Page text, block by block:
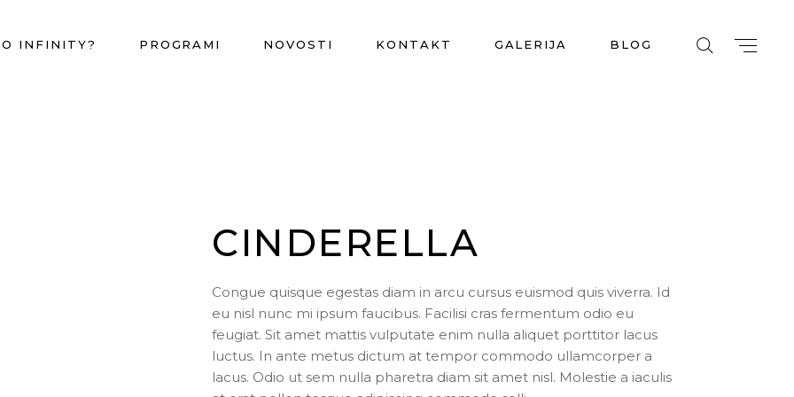
INFINITY? PROGRAMI NOVOSTI KONTAKT GALERIJA BLOG
CINDERELLA
Congue quisque egestas diam in arcu cursus euismod quis viverra. Id
eu nisl nunc mi ipsum faucibus. Facilisi cras fermentum odio eu
feugiat. Sit amet mattis vulputate enim nulla aliquet porttitor lacus
luctus. In ante metus dictum at tempor commodo ullamcorper a
lacus. Odio ut sem nulla pharetra diam sit amet nisl. Molestie a iaculis